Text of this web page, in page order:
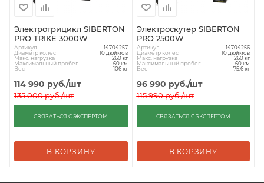
Электротрицикл SIBERTON
PRO TRIKE 3000W
Артикул 14704257
Диаметр колес 10 дюймов
Макс. нагрузка 260 кг
Максимальный пробег 60 км
Вес 106 кг
114 990 руб./шт
135 000руб./шт
СВЯЗАТЬСЯ С ЭКСПЕРТОМ
В КОРЗИНУ
Электроскутер SIBERTON
PRO 2500W
Артикул 14704256
Диаметр колес 10 дюймов
Макс. нагрузка 260 кг
Максимальный пробег 60 км
Вес 75.6 кг
96 990 руб./шт
115 990руб./шт
СВЯЗАТЬСЯ С ЭКСПЕРТОМ
В КОРЗИНУ